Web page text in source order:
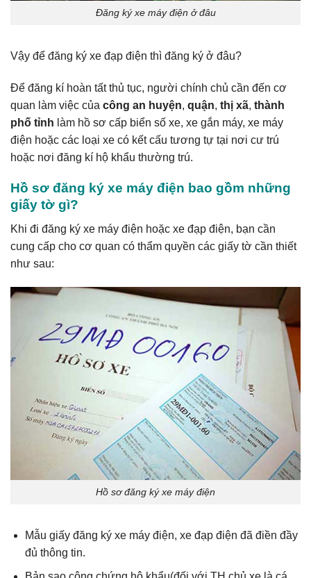
Đăng ký xe máy điện ở đâu
Vậy để đăng ký xe đạp điện thì đăng ký ở đâu?
Để đăng kí hoàn tất thủ tục, người chính chủ cần đến cơ
quan làm việc của công an huyện, quận, thị xã, thành
phố tỉnh làm hồ sơ cấp biển số xe, xe gắn máy, xe máy
điện hoặc các loại xe có kết cấu tương tự tại nơi cư trú
hoặc nơi đăng kí hộ khẩu thường trú.
Hồ sơ đăng ký xe máy điện bao gồm những
giấy tờ gì?
Khi đi đăng ký xe máy điện hoặc xe đạp điện, bạn cần
cung cấp cho cơ quan có thẩm quyền các giấy tờ cần thiết
như sau:
Hồ sơ đăng ký xe máy điện
Mẫu giấy đăng ký xe máy điện, xe đạp điện đã điền đầy
đủ thông tin.